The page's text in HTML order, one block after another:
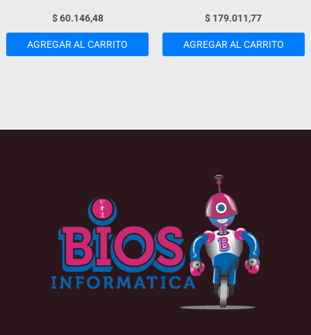
$60.146,48
AGREGAR AL CARRITO
$ 179.011,77
AGREGAR AL CARRITO